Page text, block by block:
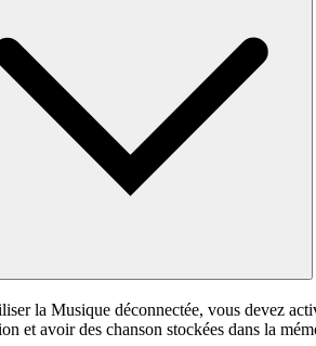
la Musique déconnectée, vous devez
et avoir des chanson stockées dans la